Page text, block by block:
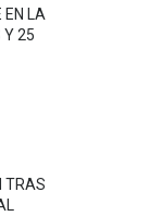
EN LA
Y 25
TRAS